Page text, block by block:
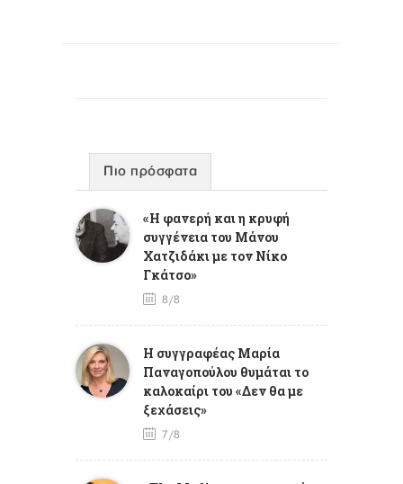
Πιο πρόσφατα
«Η φανερή και η κρυφή
συγγένεια του Μάνου
Χατζιδάκι με τον Νίκο
Γκάτσο»
8/8
Η συγγραφέας Μαρία
Παναγοπούλου θυμάται το
καλοκαίρι του «Δεν θα με
ξεχάσεις»
7/8